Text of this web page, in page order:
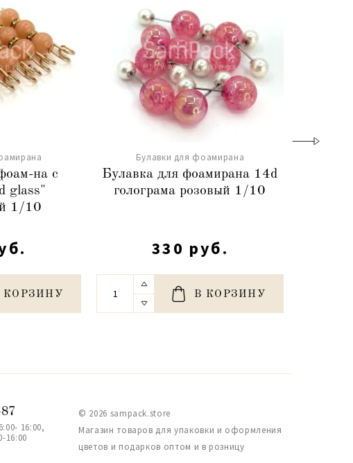
на с
glass"
1/10
КОРЗИНУ
Булавки для фоамирана
Булавка для фоамирана 14d
голограма розовый 1/10
330 руб.
В КОРЗИНУ
16:00,
16:00
© 2026 sampack.store
Магазин товаров для упаковки и оформления
цветов и подарков оптом и в розницу